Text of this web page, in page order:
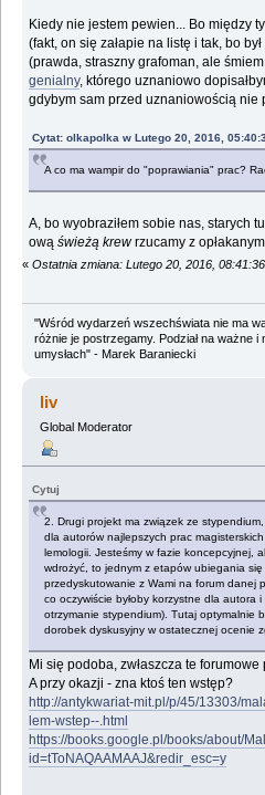
Kiedy nie jestem pewien... Bo między
(fakt, on się załapie na listę i tak, bo
(prawda, straszny grafoman, ale
genialny, którego uznaniowo
gdybym sam przed uznaniowością nie
Cytat: olkapolka w Lutego 20, 2016,
A co ma wampir do "poprawiania" prac?
A, bo wyobraziłem sobie nas, starych
owąświeżą krewrzucamy z
« Ostatnia zmiana: Lutego 20, 2016,
"Wśród wydarzeń wszechświata nie ma
różnie je postrzegamy. Podział na ważne
umysłach" - Marek Baraniecki
liv
Global Moderator
Cytuj
2. Drugi projekt ma związek ze
dla autorów najlepszych prac
lemologii. Jesteśmy w fazie koncepcyjnej,
wdrożyć, to jednym z etapów ubiegania
przedyskutowanie z Wami na forum danej
co oczywiście byłoby korzystne dla autora
otrzymanie stypendium). Tutaj optymalnie
dorobek dyskusyjny w ostatecznej ocenie
Mi się podoba, zwłaszcza te
A przy okazji - zna ktoś ten wstęp?
http://antykwariat-mit.pl/p/45/13303/
lem-wstep--.html
https://books.google.pl/books/about/
id=tToNAQAAMAAJ&redir_esc=y